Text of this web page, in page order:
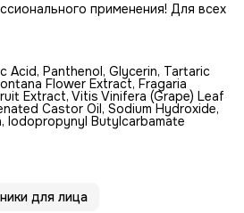
применения! Для всех
Acid, Panthenol, Glycerin, Tartaric
Flower Extract, Fragaria
Extract, Vitis Vinifera (Grape) Leaf
Castor Oil, Sodium Hydroxide,
Iodopropynyl Butylcarbamate
для лица